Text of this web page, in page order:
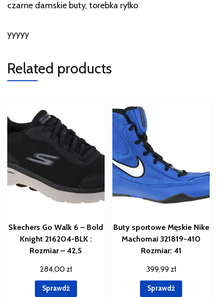
czarne damskie buty, torebka ryłko
yyyyy
Related products
Skechers Go Walk 6 – Bold
Knight 216204-BLK :
Rozmiar – 42,5
284,00 zł
Sprawdź
Buty sportowe Męskie Nike
Machomai 321819-410
Rozmiar: 41
399,99 zł
Sprawdź